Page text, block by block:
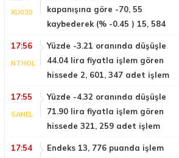
XU030
kapanışına göre -70, 55
kaybederek (% -0.45 ) 15, 584
17:56
NTHOL
Yüzde -3.21 oranında düşüşle
44.04 lira fiyatla işlem gören
hissede 2, 601, 347 adet işlem
17:55
SANEL
Yüzde -4.32 oranında düşüşle
71.90 lira fiyatla işlem gören
hissede 321, 259 adet işlem
17:54
Endeks 13, 776 puanda işlem